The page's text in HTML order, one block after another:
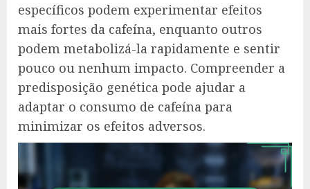
específicos podem experimentar efeitos
mais fortes da cafeína, enquanto outros
podem metabolizá-la rapidamente e sentir
pouco ou nenhum impacto. Compreender a
predisposição genética pode ajudar a
adaptar o consumo de cafeína para
minimizar os efeitos adversos.